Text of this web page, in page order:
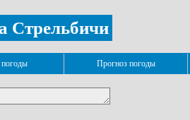
Стрельбичи
Прогноз погоды